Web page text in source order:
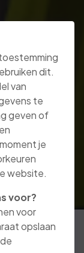
dit.
van
te
geven of
je
website.
voor?
voor
opslaan